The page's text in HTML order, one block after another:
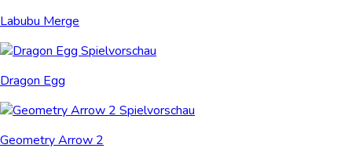
Labubu Merge
Dragon Egg
Geometry Arrow 2